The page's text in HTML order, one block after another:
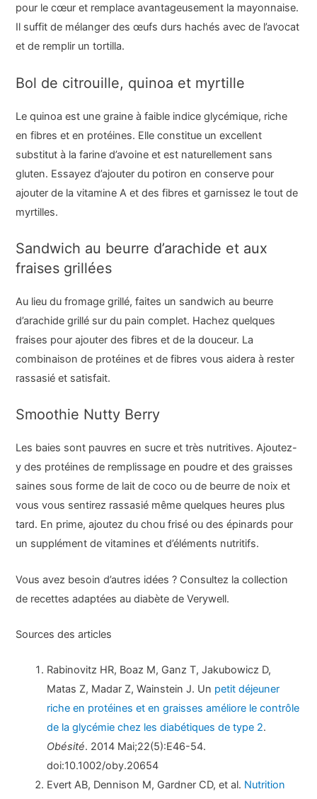
pour le cœur et remplace avantageusement la mayonnaise.
Il suffit de mélanger des œufs durs hachés avec de l’avocat
et de remplir un tortilla.
Bol de citrouille, quinoa et myrtille
Le quinoa est une graine à faible indice glycémique, riche
en fibres et en protéines. Elle constitue un excellent
substitut à la farine d’avoine et est naturellement sans
gluten. Essayez d’ajouter du potiron en conserve pour
ajouter de la vitamine A et des fibres et garnissez le tout de
myrtilles.
Sandwich au beurre d’arachide et aux
fraises grillées
Au lieu du fromage grillé, faites un sandwich au beurre
d’arachide grillé sur du pain complet. Hachez quelques
fraises pour ajouter des fibres et de la douceur. La
combinaison de protéines et de fibres vous aidera à rester
rassasié et satisfait.
Smoothie Nutty Berry
Les baies sont pauvres en sucre et très nutritives. Ajoutez-
y des protéines de remplissage en poudre et des graisses
saines sous forme de lait de coco ou de beurre de noix et
vous vous sentirez rassasié même quelques heures plus
tard. En prime, ajoutez du chou frisé ou des épinards pour
un supplément de vitamines et d’éléments nutritifs.
Vous avez besoin d’autres idées ? Consultez la collection
de recettes adaptées au diabète de Verywell.
Sources des articles
Rabinovitz HR, Boaz M, Ganz T, Jakubowicz D,
Matas Z, Madar Z, Wainstein J. Un petit déjeuner
riche en protéines et en graisses améliore le contrôle
de la glycémie chez les diabétiques de type 2.
Obésité. 2014 Mai;22(5):E46-54.
doi:10.1002/oby.20654
Evert AB, Dennison M, Gardner CD, et al. Nutrition